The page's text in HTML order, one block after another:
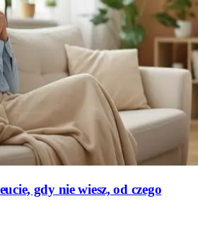
gdy nie wiesz, od czego